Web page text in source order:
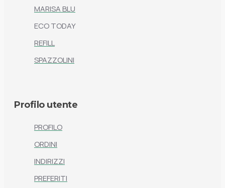
MARISA BLU
ECO TODAY
REFILL
SPAZZOLINI
Profilo utente
PROFILO
ORDINI
INDIRIZZI
PREFERITI